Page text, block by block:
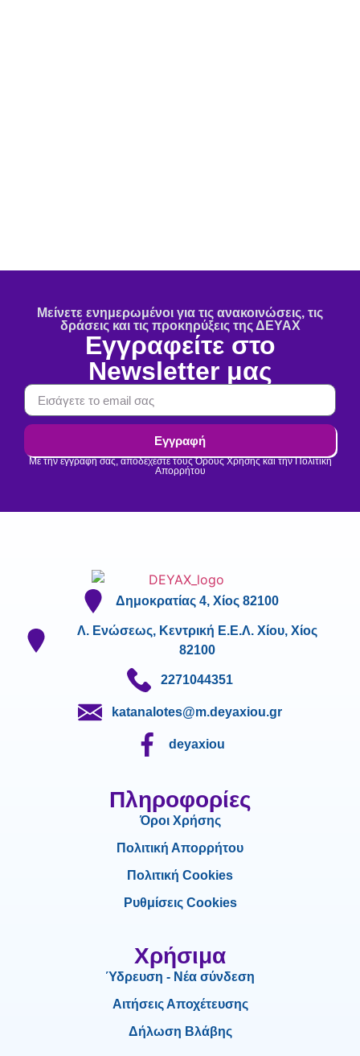
Μείνετε ενημερωμένοι για τις ανακοινώσεις, τις
δράσεις και τις προκηρύξεις της ΔΕΥΑΧ
Εγγραφείτε στο
Newsletter μας
Εγγραφή
Με την εγγραφή σας, αποδέχεστε τους Όρους Χρήσης και την Πολιτική
Απορρήτου
Δημοκρατίας 4, Χίος 82100
Λ. Ενώσεως, Κεντρική Ε.Ε.Λ. Χίου, Χίος
82100
2271044351
katanalotes@m.deyaxiou.gr
deyaxiou
Πληροφορίες
Όροι Χρήσης
Πολιτική Απορρήτου
Πολιτική Cookies
Ρυθμίσεις Cookies
Χρήσιμα
Ύδρευση - Νέα σύνδεση
Αιτήσεις Αποχέτευσης
Δήλωση Βλάβης